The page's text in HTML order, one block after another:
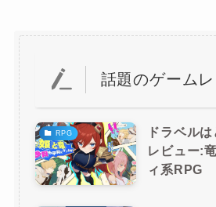
話題のゲーム
RPG
ドラベル
レビュー:
ィ系RPG